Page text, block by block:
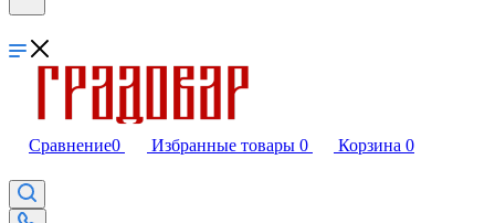
Сравнение0 Избранные товары 0 Корзина 0